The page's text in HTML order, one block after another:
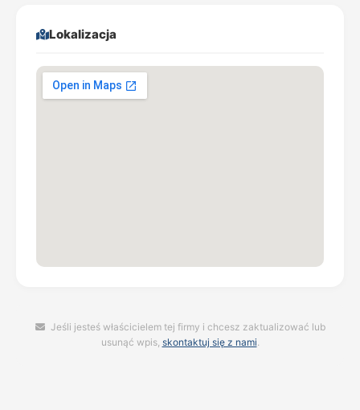
Lokalizacja
Jeśli jesteś właścicielem tej firmy i chcesz zaktualizować lub
usunąć wpis, skontaktuj się z nami.